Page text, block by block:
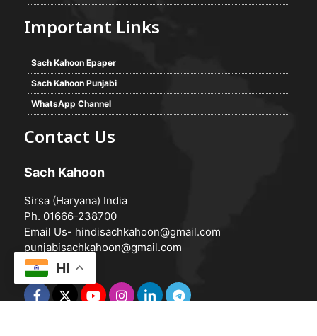
Important Links
Sach Kahoon Epaper
Sach Kahoon Punjabi
WhatsApp Channel
Contact Us
Sach Kahoon
Sirsa (Haryana) India
Ph. 01666-238700
Email Us- hindisachkahoon@gmail.com
punjabisachkahoon@gmail.com
HI